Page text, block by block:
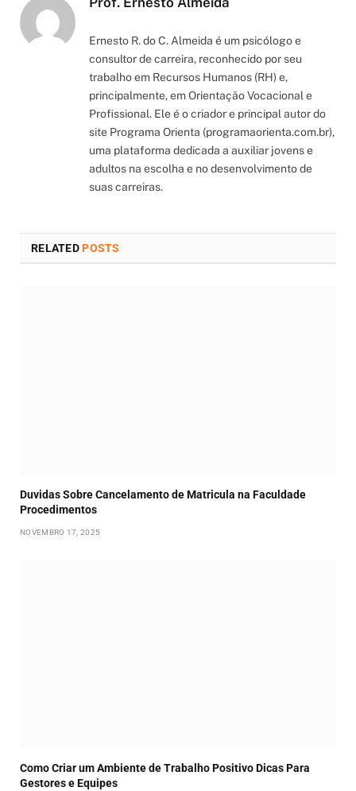
Ernesto R. do C. Almeida é um psicólogo e
consultor de carreira, reconhecido por seu
trabalho em Recursos Humanos (RH) e,
principalmente, em Orientação Vocacional e
Profissional. Ele é o criador e principal autor do
site Programa Orienta (programaorienta.com.br),
uma plataforma dedicada a auxiliar jovens e
adultos na escolha e no desenvolvimento de
suas carreiras.
RELATEDPOSTS
Duvidas Sobre Cancelamento de Matricula na Faculdade
Procedimentos
NOVEMBRO 17, 2025
Como Criar um Ambiente de Trabalho Positivo Dicas Para
Gestores e Equipes